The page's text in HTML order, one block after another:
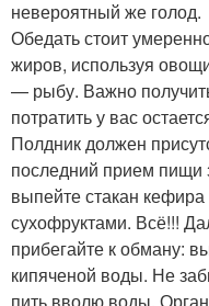
невероятный же голод.
Обедать стоит
жиров, используя
— рыбу. Важно
потратить у вас
Полдник должен
последний прием пищи
выпейте стакан
сухофруктами. Всё!!!
прибегайте к обману:
кипяченой воды. Не